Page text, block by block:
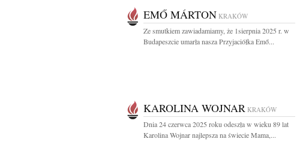
EMŐ MÁRTON KRAKÓW
Ze smutkiem zawiadamiamy, że 1sierpnia 2025 r. w
Budapeszcie umarła nasza Przyjaciółka Emő...
KAROLINA WOJNAR KRAKÓW
Dnia 24 czerwca 2025 roku odeszła w wieku 89 lat
Karolina Wojnar najlepsza na świecie Mama,...